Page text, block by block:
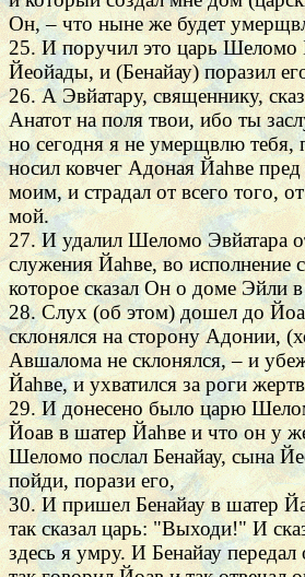
Он, – что ныне же будет
25. И поручил это царь Шеломо
Йеойады, и (Бенайау) поразил
26. А Эвйатару, священнику,
Анатот на поля твои, ибо ты
но сегодня я не умерщвлю тебя,
носил ковчег Адоная Йаhве
моим, и страдал от всего того,
мой.
27. И удалил Шеломо Эвйатара
служения Йаhве, во исполнение
которое сказал Он о доме Эйли
28. Слух (об этом) дошел до
склонялся на сторону Адонии,
Авшалома не склонялся, – и
Йаhве, и ухватился за роги
29. И донесено было царю
Йоав в шатер Йаhве и что он у
Шеломо послал Бенайау, сына
пойди, порази его,
30. И пришел Бенайау в шатер
так сказал царь: "Выходи!" И
здесь я умру. И Бенайау передал